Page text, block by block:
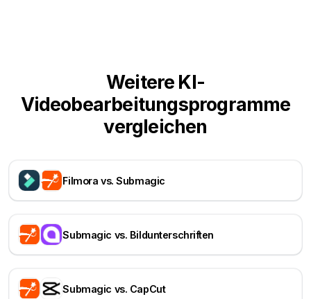
Weitere KI-
Videobearbeitungsprogramme
vergleichen
Filmora vs. Submagic
Submagic vs. Bildunterschriften
Submagic vs. CapCut